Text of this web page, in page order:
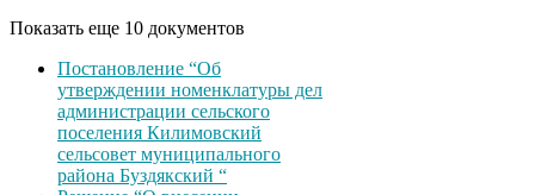
Показать еще 10 документов
Постановление “Об
утверждении номенклатуры дел
администрации сельского
поселения Килимовский
сельсовет муниципального
района Буздякский “